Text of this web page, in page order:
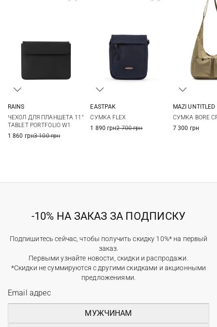
RAINS
ЧЕХОЛ ДЛЯ ПЛАНШЕТА 11"
TABLET PORTFOLIO W1
1 860 грн3 100 грн
EASTPAK
СУМКА FLEX
1 890 грн2 700 грн
MAZI UNTITLED
СУМКА BORE
7 300 грн
-10% НА ЗАКАЗ ЗА ПОДПИСКУ
Подпишитесь сейчас, чтобы получить скидку 10%* на первый
заказ.
Первыми узнайте новости, скидки и распродажи.
*Скидки не суммируются с другими скидками и акционными
предложениями.
МУЖЧИНАМ